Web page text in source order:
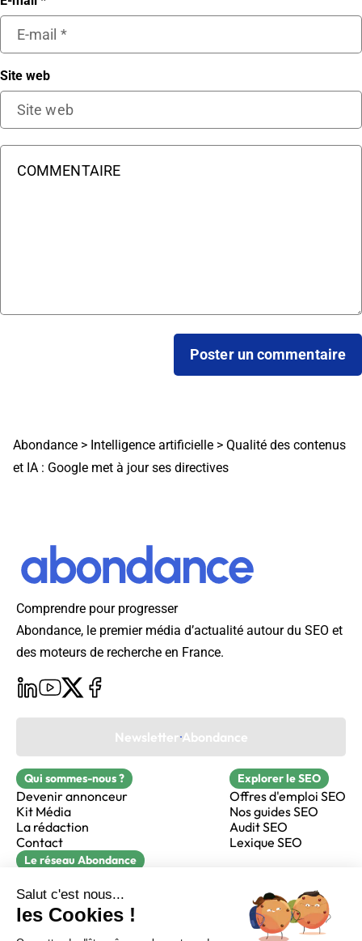
Site web
Abondance > Intelligence artificielle > Qualité des contenus
et IA : Google met à jour ses directives
Comprendre pour progresser
Abondance, le premier média d’actualité autour du SEO et
des moteurs de recherche en France.
Newsletter Abondance
Qui sommes-nous ?
Devenir annonceur
Kit Média
La rédaction
Contact
Explorer le SEO
Offres d'emploi SEO
Nos guides SEO
Audit SEO
Lexique SEO
Le réseau Abondance
Réacteur
alfie formation